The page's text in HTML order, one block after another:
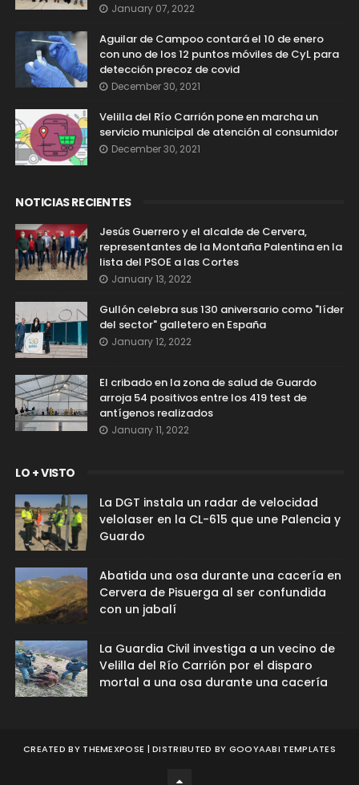
January 07, 2022
Aguilar de Campoo contará el 10 de enero
con uno de los 12 puntos móviles de CyL para
detección precoz de covid
December 30, 2021
Velilla del Río Carrión pone en marcha un
servicio municipal de atención al consumidor
December 30, 2021
NOTICIAS RECIENTES
Jesús Guerrero y el alcalde de Cervera,
representantes de la Montaña Palentina en la
lista del PSOE a las Cortes
January 13, 2022
Gullón celebra sus 130 aniversario como "líder
del sector" galletero en España
January 12, 2022
El cribado en la zona de salud de Guardo
arroja 54 positivos entre los 419 test de
antígenos realizados
January 11, 2022
LO + VISTO
La DGT instala un radar de velocidad
velolaser en la CL-615 que une Palencia y
Guardo
Abatida una osa durante una cacería en
Cervera de Pisuerga al ser confundida
con un jabalí
La Guardia Civil investiga a un vecino de
Velilla del Río Carrión por el disparo
mortal a una osa durante una cacería
CREATED BY THEMEXPOSE | DISTRIBUTED BY GOOYAABI TEMPLATES